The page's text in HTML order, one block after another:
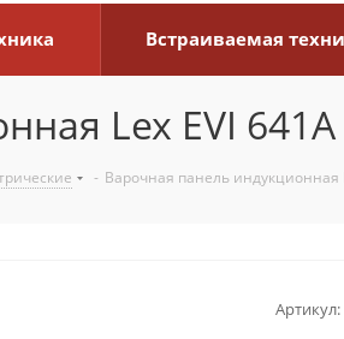
Встраиваемая
Lex EVI 641A
- Варочная панель индукционная
Артикул: